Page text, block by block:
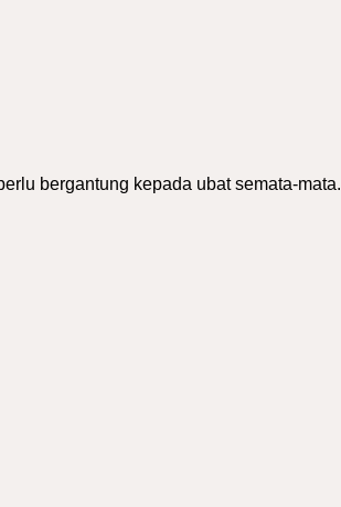
bergantung kepada ubat semata-mata.